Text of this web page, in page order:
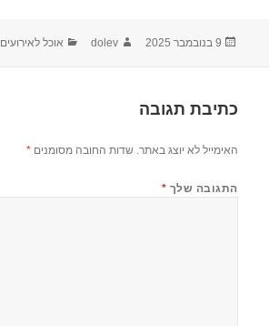
9 בנובמבר 2025 dolev אוכל לאירועים
כתיבת תגובה
האימייל לא יוצג באתר. שדות החובה מסומנים*
התגובה שלך *